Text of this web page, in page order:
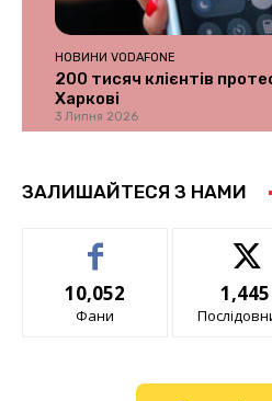
НОВИНИ VODAFONE
200 тисяч клієнтів
Харкові
3 Липня 2026
ЗАЛИШАЙТЕСЯ З НАМИ
10,052
Фани
1,445